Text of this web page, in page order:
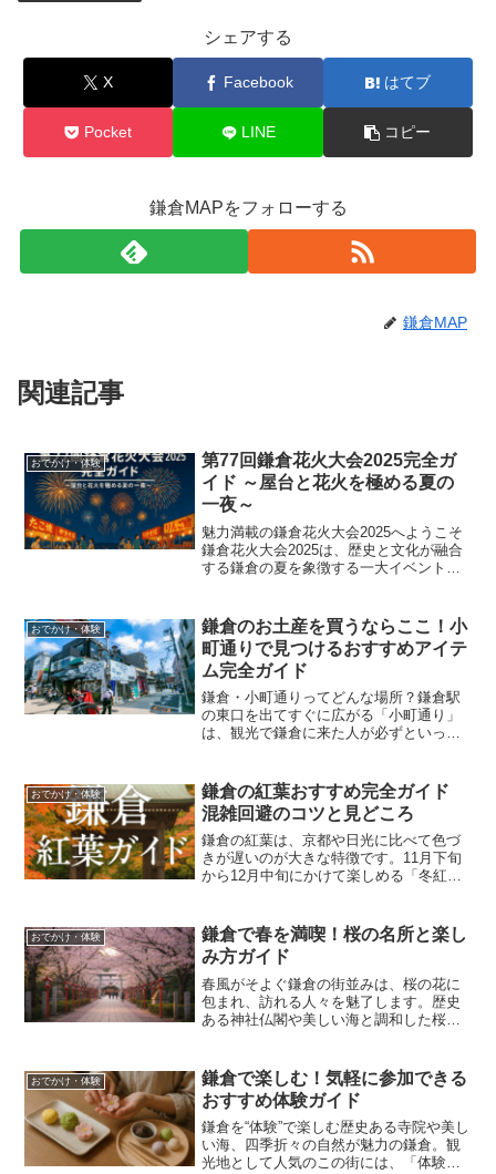
シェアする
X Facebook はてブ
Pocket LINE コピー
鎌倉MAPをフォローする
鎌倉MAP
関連記事
おでかけ・体験
第77回鎌倉花火大会2025完全ガ
イド ～屋台と花火を極める夏の
一夜～
魅力満載の鎌倉花火大会2025へようこそ
鎌倉花火大会2025は、歴史と文化が融合
する鎌倉の夏を象徴する一大イベントで
なる由比ガ浜と材木座の海岸では、約
2,...
おでかけ・体験
鎌倉のお土産を買うならここ！小
町通りで見つけるおすすめアイテ
ム完全ガイド
鎌倉・小町通りってどんな場所？鎌倉駅
の東口を出てすぐに広がる「小町通り」
は、観光で鎌倉に来た人が必ずといって
さんや洋菓子店、雑貨屋さんや土産物店
など、さまざまなお店が並...
おでかけ・体験
鎌倉の紅葉おすすめ完全ガイド
混雑回避のコツと見どころ
鎌倉の紅葉は、京都や日光に比べて色づ
きが遅いのが大きな特徴です。11月下旬
から12月中旬にかけて楽しめる「冬紅
の記事では、紅葉の見頃や混雑を避ける
方法、代表的なスポット...
おでかけ・体験
鎌倉で春を満喫！桜の名所と楽し
み方ガイド
春風がそよぐ鎌倉の街並みは、桜の花に
包まれ、訪れる人々を魅了します。歴史
ある神社仏閣や美しい海と調和した桜の
と、より楽しむためのヒントをご紹介し
ます。鎌倉の桜が愛される理...
おでかけ・体験
鎌倉で楽しむ！気軽に参加できる
おすすめ体験ガイド
鎌倉を“体験”で楽しむ歴史ある寺院や美し
い海、四季折々の自然が魅力の鎌倉。観
光地として人気のこの街には、「体験」